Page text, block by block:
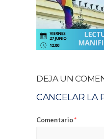
DEJA UN
CANCELAR LA
Comentario*